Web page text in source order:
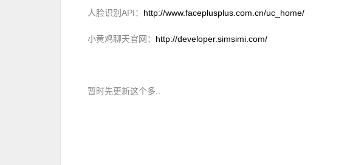
人脸识别API： http://www.faceplusplus.com.cn/uc_home/
小黄鸡聊天官网： http://developer.simsimi.com/
暂时先更新这个多..